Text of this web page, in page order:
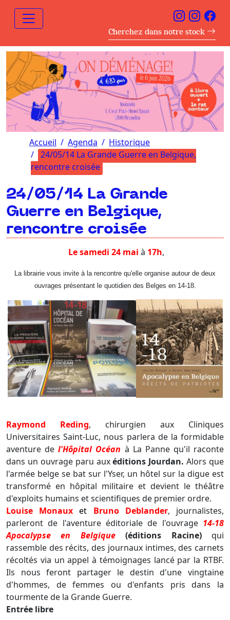
Cherchez dans notre stock
Accueil Agenda
Historique
24/05/14 La Grande Guerre en Belgique,
rencontre croisée
24/05/14 La Grande
Guerre en Belgique,
rencontre croisée
Le samedi 24 mai à 17h,
La librairie vous invite à la rencontre qu'elle organise autour de deux
ouvrages présentant le quotidien des Belges en 14-18.
Raymond Reding, chirurgien aux Cliniques
Universitaires Saint-Luc, nous parlera de la formidable
aventure del'Hôpital Océan à La Panne qu'il raconte
dans un ouvrage paru auxéditions Jourdan. Alors que
l'armée belge se bat sur l'Yser, un hôtel sur la digue est
transformé en hôpital militaire et devient le théâtre
d'exploits humains et scientifiques de premier ordre.
Louise Monauxet Bruno Deblander, journalistes,
parleront de l'aventure éditoriale de l'ouvrage 14-18
Apocalypse en Belgique(éditions Racine)qui
rassemble des récits, des journaux intimes, des carnets
récoltés via un appel à témoignages lancé par la RTBF.
Ils nous feront partager le destin d'une vingtaine
d'hommes, de femmes ou d'enfants pris dans la
tourmente de la Grande Guerre.
Entrée libre